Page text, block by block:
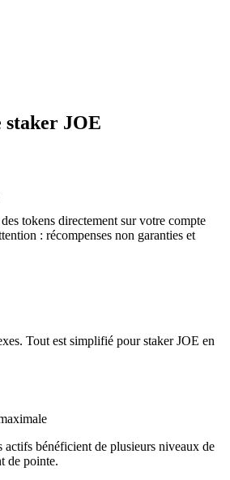
JOE
tokens directement sur votre compte
: récompenses non garanties et
Tout est simplifié pour staker JOE en
actifs bénéficient de plusieurs niveaux de
de pointe.